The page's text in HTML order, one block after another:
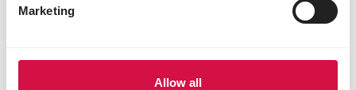
Marketing
Allow all